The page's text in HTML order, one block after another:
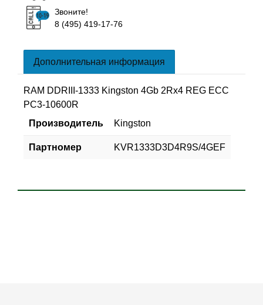
Звоните!
8 (495) 419-17-76
Дополнительная информация
RAM DDRIII-1333 Kingston 4Gb 2Rx4 REG ECC
PC3-10600R
Производитель
Kingston
Партномер KVR1333D3D4R9S/4GEF